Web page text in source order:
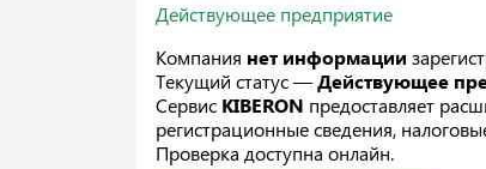
Действующее предприятие
Компания нет информации
Текущий статус —Действующее
Сервис KIBERON предоставляет
регистрационные сведения,
Проверка доступна онлайн.